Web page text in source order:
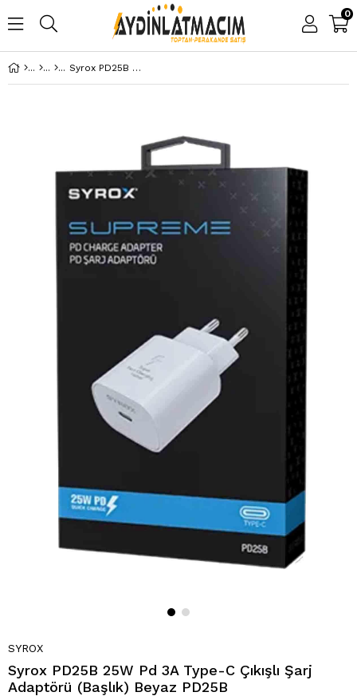
0
Syrox PD25B 25W Pd 3A Type-C Çıkışlı Şarj Adaptörü (Başlık) Beyaz PD25B
SYROX
Syrox PD25B 25W Pd 3A Type-C Çıkışlı Şarj
Adaptörü (Başlık) Beyaz PD25B